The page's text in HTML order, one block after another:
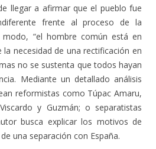
llegar a afirmar que el pueblo fue
frente al proceso de la
modo, “el hombre común está en
necesidad de una rectificación en
no se sustenta que todos hayan
Mediante un detallado análisis
reformistas como Túpac Amaru,
y Guzmán; o separatistas
busca explicar los motivos de
una separación con España.